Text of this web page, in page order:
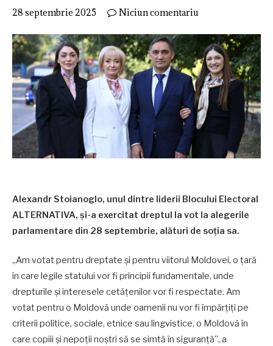
28 septembrie 2025 Niciun comentariu
Alexandr Stoianoglo, unul dintre liderii Blocului Electoral
ALTERNATIVA, și-a exercitat dreptul la vot la alegerile
parlamentare din 28 septembrie, alături de soția sa.
„Am votat pentru dreptate și pentru viitorul Moldovei, o țară
în care legile statului vor fi principii fundamentale, unde
drepturile și interesele cetățenilor vor fi respectate. Am
votat pentru o Moldovă unde oamenii nu vor fi împărțiți pe
criterii politice, sociale, etnice sau lingvistice, o Moldovă în
care copiii și nepoții noștri să se simtă în siguranță”, a